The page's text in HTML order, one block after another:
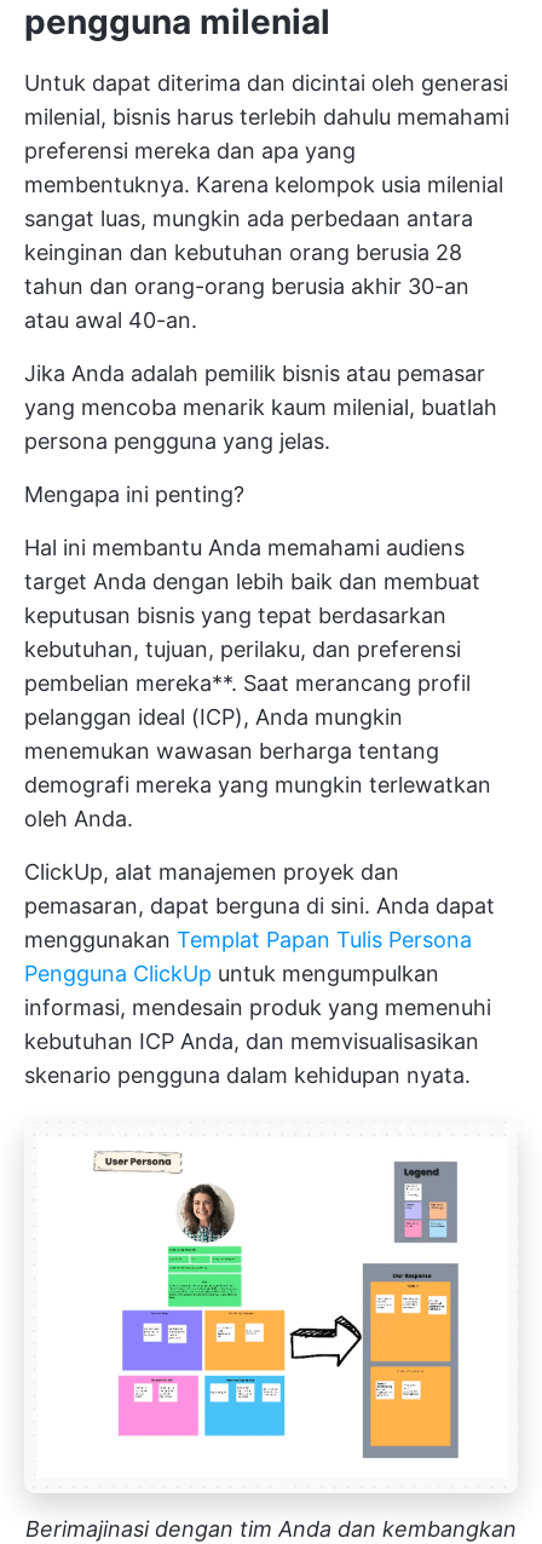
pengguna milenial
Untuk dapat diterima dan dicintai oleh generasi
milenial, bisnis harus terlebih dahulu memahami
preferensi mereka dan apa yang
membentuknya. Karena kelompok usia milenial
sangat luas, mungkin ada perbedaan antara
keinginan dan kebutuhan orang berusia 28
tahun dan orang-orang berusia akhir 30-an
atau awal 40-an.
Jika Anda adalah pemilik bisnis atau pemasar
yang mencoba menarik kaum milenial, buatlah
persona pengguna yang jelas.
Mengapa ini penting?
Hal ini membantu Anda memahami audiens
target Anda dengan lebih baik dan membuat
keputusan bisnis yang tepat berdasarkan
kebutuhan, tujuan, perilaku, dan preferensi
pembelian mereka**. Saat merancang profil
pelanggan ideal (ICP), Anda mungkin
menemukan wawasan berharga tentang
demografi mereka yang mungkin terlewatkan
oleh Anda.
ClickUp, alat manajemen proyek dan
pemasaran, dapat berguna di sini. Anda dapat
menggunakan Templat Papan Tulis Persona
Pengguna ClickUp untuk mengumpulkan
informasi, mendesain produk yang memenuhi
kebutuhan ICP Anda, dan memvisualisasikan
skenario pengguna dalam kehidupan nyata.
Berimajinasi dengan tim Anda dan kembangkan